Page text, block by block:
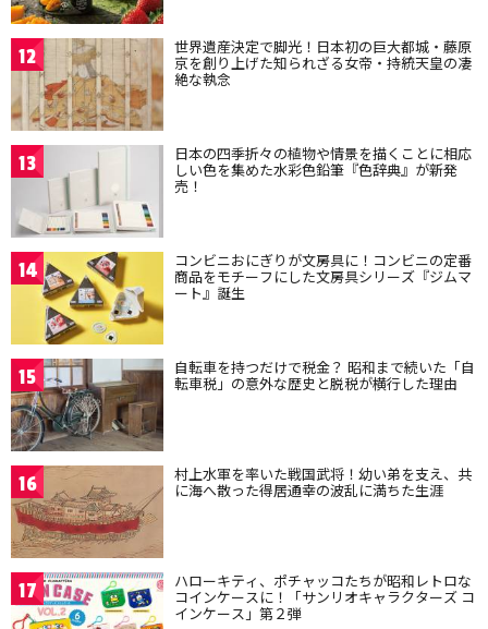
12 世界遺産決定で脚光！日本初の巨大都城・藤原
京を創り上げた知られざる女帝・持統天皇の凄
絶な執念
13 日本の四季折々の植物や情景を描くことに相応
しい色を集めた水彩色鉛筆『色辞典』が新発
売！
14 コンビニおにぎりが文房具に！コンビニの定番
商品をモチーフにした文房具シリーズ『ジムマ
ート』誕生
15 自転車を持つだけで税金？ 昭和まで続いた「自
転車税」の意外な歴史と脱税が横行した理由
16 村上水軍を率いた戦国武将！幼い弟を支え、共
に海へ散った得居通幸の波乱に満ちた生涯
17 ハローキティ、ポチャッコたちが昭和レトロな
コインケースに！「サンリオキャラクターズ コ
インケース」第２弾